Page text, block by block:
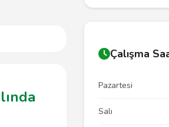
Çalışma
Pazartesi
Salı